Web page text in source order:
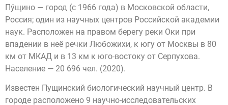
Пу́щино — город (с 1966 года) в Московской области,
Россия; один из научных центров Российской академии
наук. Расположен на правом берегу реки Оки при
впадении в неё речки Любожихи, к югу от Москвы в 80
км от МКАД и в 13 км к юго-востоку от Серпухова.
Население — 20 696 чел. (2020).
Известен Пущинский биологический научный центр. В
городе расположено 9 научно-исследовательских